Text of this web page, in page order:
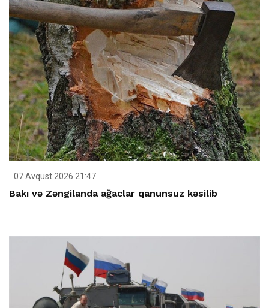
07 Avqust 2026 21:47
Bakı və Zəngilanda ağaclar qanunsuz kəsilib